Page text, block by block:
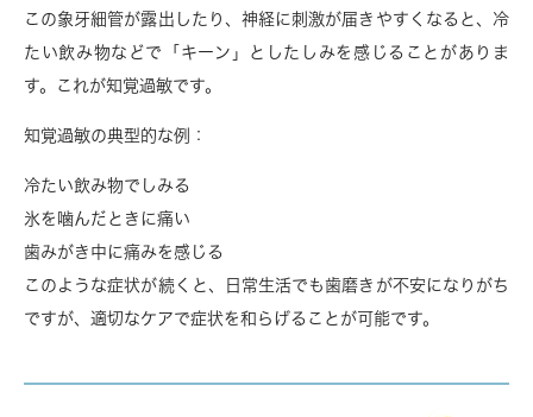
この象牙細管が露出したり、神経に刺激が届きやすくなると、冷
たい飲み物などで「キーン」としたしみを感じることがありま
す。これが知覚過敏です。
知覚過敏の典型的な例：
冷たい飲み物でしみる
氷を噛んだときに痛い
歯みがき中に痛みを感じる
このような症状が続くと、日常生活でも歯磨きが不安になりがち
ですが、適切なケアで症状を和らげることが可能です。